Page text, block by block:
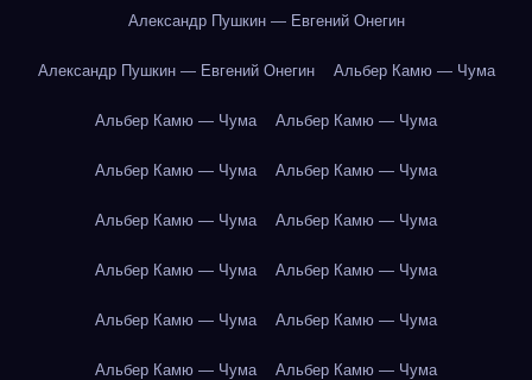
Александр Пушкин — Евгений Онегин
Александр Пушкин — Евгений Онегин Альбер Камю — Чума
Альбер Камю — Чума Альбер Камю — Чума
Альбер Камю — Чума Альбер Камю — Чума
Альбер Камю — Чума Альбер Камю — Чума
Альбер Камю — Чума Альбер Камю — Чума
Альбер Камю — Чума Альбер Камю — Чума
Альбер Камю — Чума Альбер Камю — Чума